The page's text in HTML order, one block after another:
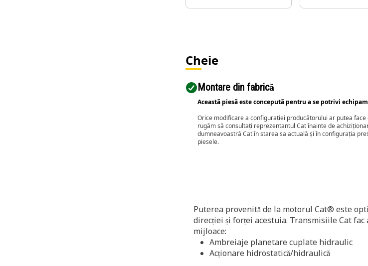
Cheie
Montare din fabrică
Această piesă este concepută pentru a se potrivi
Orice modificare a configurației producătorului ar putea
rugăm să consultați reprezentantul Cat înainte de
dumneavoastră Cat în starea sa actuală și în configurația
piesele.
Puterea provenită de la motorul Cat® este
direcției și forței acestuia. Transmisiile Cat
mijloace:
Ambreiaje planetare cuplate hidraulic
Acționare hidrostatică/hidraulică